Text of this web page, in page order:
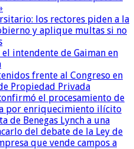
los rectores piden a la
y aplique multas si no
intendente de Gaiman en
frente al Congreso en
Propiedad Privada
el procesamiento de
por enriquecimiento ilícito
de Benegas Lynch a una
del debate de la Ley de
que vende campos a